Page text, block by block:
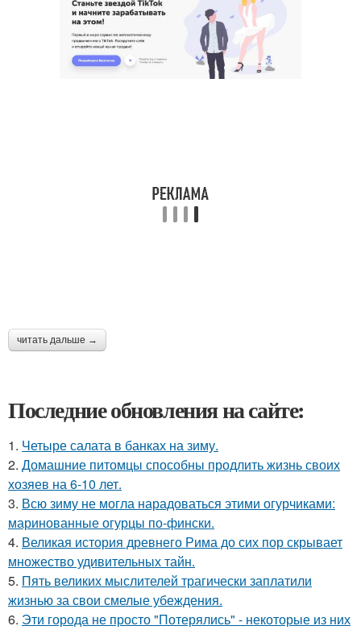
читать дальше →
Последние обновления на сайте:
1. Четыре салата в банках на зиму.
2. Домашние питомцы способны продлить жизнь своих
хозяев на 6-10 лет.
3. Всю зиму не могла нарадоваться этими огурчиками:
маринованные огурцы по-фински.
4. Великая история древнего Рима до сих пор скрывает
множество удивительных тайн.
5. Пять великих мыслителей трагически заплатили
жизнью за свои смелые убеждения.
6. Эти города не просто "Потерялись" - некоторые из них